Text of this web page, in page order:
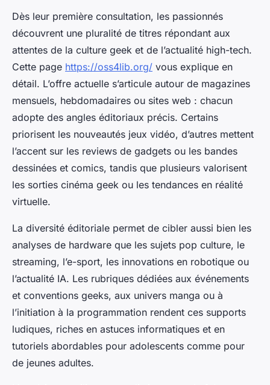
Dès leur première consultation, les passionnés
découvrent une pluralité de titres répondant aux
attentes de la culture geek et de l’actualité high-tech.
Cette page https://oss4lib.org/ vous explique en
détail. L’offre actuelle s’articule autour de magazines
mensuels, hebdomadaires ou sites web : chacun
adopte des angles éditoriaux précis. Certains
priorisent les nouveautés jeux vidéo, d’autres mettent
l’accent sur les reviews de gadgets ou les bandes
dessinées et comics, tandis que plusieurs valorisent
les sorties cinéma geek ou les tendances en réalité
virtuelle.
La diversité éditoriale permet de cibler aussi bien les
analyses de hardware que les sujets pop culture, le
streaming, l’e-sport, les innovations en robotique ou
l’actualité IA. Les rubriques dédiées aux événements
et conventions geeks, aux univers manga ou à
l’initiation à la programmation rendent ces supports
ludiques, riches en astuces informatiques et en
tutoriels abordables pour adolescents comme pour
de jeunes adultes.